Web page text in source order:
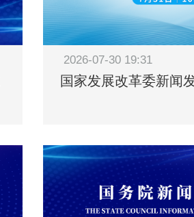
2026-07-30 19:31
国家发展改革委新闻